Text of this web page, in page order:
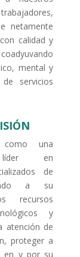
netamente
calidad y
mental y
servicios
como una
líder en
de
a su
recursos
y
atención de
proteger a
en y por su